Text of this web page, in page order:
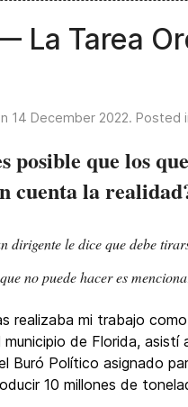
La Tarea
14 December 2022. Posted
posible que los
cuenta la
dirigente le dice que debe
no puede hacer es
realizaba mi trabajo
de Florida,
Buró Político asignado
10 millones de